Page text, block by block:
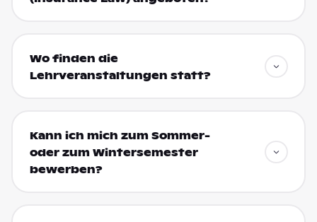
Wo finden die
Lehrveranstaltungen statt?
Kann ich mich zum Sommer-
oder zum Wintersemester
bewerben?